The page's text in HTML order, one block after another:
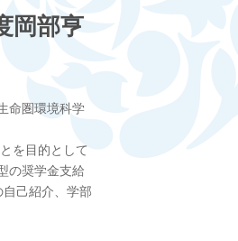
岡部亨
命圏環境科学
を目的として
の奨学金支給
己紹介、学部